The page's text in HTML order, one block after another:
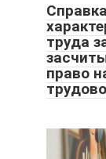
труда
право